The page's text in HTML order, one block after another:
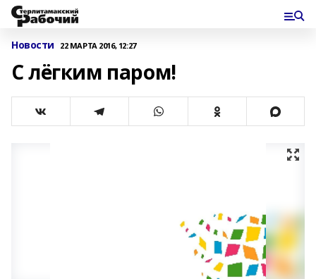
Новости 22 МАРТА 2016, 12:27
С лёгким паром!